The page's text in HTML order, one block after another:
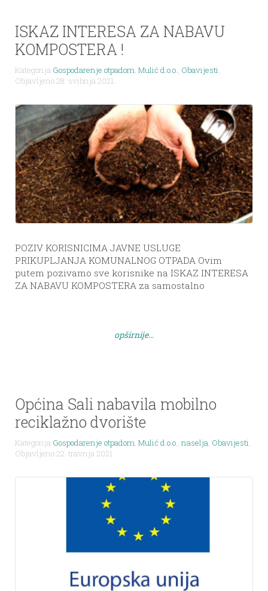
ISKAZ INTERESA ZA NABAVU
KOMPOSTERA !
Kategorija Gospodarenje otpadom, Mulić d.o.o., Obavijesti,
Objavljeno 28. svibnja 2021.
POZIV KORISNICIMA JAVNE USLUGE
PRIKUPLJANJA KOMUNALNOG OTPADA Ovim
putem pozivamo sve korisnike na ISKAZ INTERESA
ZA NABAVU KOMPOSTERA za samostalno
podijeliti zainteresiranima bez naknade. Molimo
opširnije...
Općina Sali nabavila mobilno
reciklažno dvorište
Kategorija Gospodarenje otpadom, Mulić d.o.o., naselja, Obavijesti,
Objavljeno 22. travnja 2021.